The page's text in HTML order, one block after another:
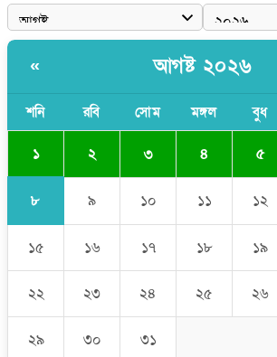
বাংলাদেশী কর্মীদের আকামা নিয়ে বড় সুখবর
ওয়াজেদ জয়
সাকিব আল হাসানের বাড়িতে আগুন, পেট্রলবোমা
« আগষ্ট ২০২৬
শনি রবি সোম মঙ্গল বুধ
১ ২ ৩ ৪ ৫
৮ ৯ ১০ ১১ ১২
১৫ ১৬ ১৭ ১৮ ১৯
২২ ২৩ ২৪ ২৫ ২৬
২৯ ৩০ ৩১